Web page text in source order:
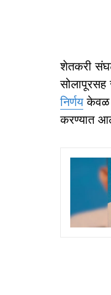
शेतकरी
सोलापूरसह
निर्णयकेवळ
करण्यात